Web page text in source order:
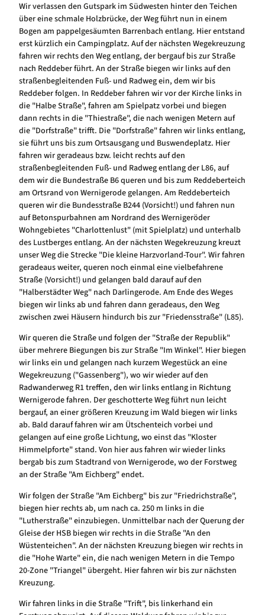
Wir verlassen den Gutspark im Südwesten hinter den Teichen
über eine schmale Holzbrücke, der Weg führt nun in einem
Bogen am pappelgesäumten Barrenbach entlang. Hier entstand
erst kürzlich ein Campingplatz. Auf der nächsten Wegekreuzung
fahren wir rechts den Weg entlang, der bergauf bis zur Straße
nach Reddeber führt. An der Straße biegen wir links auf den
straßenbegleitenden Fuß- und Radweg ein, dem wir bis
Reddeber folgen. In Reddeber fahren wir vor der Kirche links in
die "Halbe Straße", fahren am Spielpatz vorbei und biegen
dann rechts in die "Thiestraße", die nach wenigen Metern auf
die "Dorfstraße" trifft. Die "Dorfstraße" fahren wir links entlang,
sie führt uns bis zum Ortsausgang und Buswendeplatz. Hier
fahren wir geradeaus bzw. leicht rechts auf den
straßenbegleitenden Fuß- und Radweg entlang der L86, auf
dem wir die Bundestraße B6 queren und bis zum Reddeberteich
am Ortsrand von Wernigerode gelangen. Am Reddeberteich
queren wir die Bundesstraße B244 (Vorsicht!) und fahren nun
auf Betonspurbahnen am Nordrand des Wernigeröder
Wohngebietes "Charlottenlust" (mit Spielplatz) und unterhalb
des Lustberges entlang. An der nächsten Wegekreuzung kreuzt
unser Weg die Strecke "Die kleine Harzvorland-Tour". Wir fahren
geradeaus weiter, queren noch einmal eine vielbefahrene
Straße (Vorsicht!) und gelangen bald darauf auf den
"Halberstädter Weg" nach Darlingerode. Am Ende des Weges
biegen wir links ab und fahren dann geradeaus, den Weg
zwischen zwei Häusern hindurch bis zur "Friedensstraße" (L85).
Wir queren die Straße und folgen der "Straße der Republik"
über mehrere Biegungen bis zur Straße "Im Winkel". Hier biegen
wir links ein und gelangen nach kurzem Wegestück an eine
Wegekreuzung ("Gassenberg"), wo wir wieder auf den
Radwanderweg R1 treffen, den wir links entlang in Richtung
Wernigerode fahren. Der geschotterte Weg führt nun leicht
bergauf, an einer größeren Kreuzung im Wald biegen wir links
ab. Bald darauf fahren wir am Ütschenteich vorbei und
gelangen auf eine große Lichtung, wo einst das "Kloster
Himmelpforte" stand. Von hier aus fahren wir wieder links
bergab bis zum Stadtrand von Wernigerode, wo der Forstweg
an der Straße "Am Eichberg" endet.
Wir folgen der Straße "Am Eichberg" bis zur "Friedrichstraße",
biegen hier rechts ab, um nach ca. 250 m links in die
"Lutherstraße" einzubiegen. Unmittelbar nach der Querung der
Gleise der HSB biegen wir rechts in die Straße "An den
Wüstenteichen". An der nächsten Kreuzung biegen wir rechts in
die "Hohe Warte" ein, die nach wenigen Metern in die Tempo
20-Zone "Triangel" übergeht. Hier fahren wir bis zur nächsten
Kreuzung.
Wir fahren links in die Straße "Trift", bis linkerhand ein